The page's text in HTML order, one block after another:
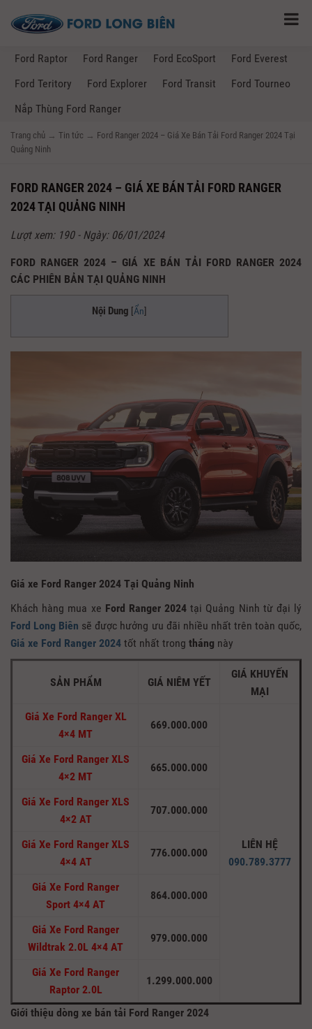
Ford Raptor Ford Ranger Ford EcoSport
Ford Everest
Ford Teritory
Ford Explorer Ford Transit
Ford Tourneo
Nắp Thùng Ford Ranger
Trang chủ → Tin tức → Ford Ranger 2024 – Giá Xe Bán Tải Ford Ranger 2024 Tại
Quảng Ninh
FORD RANGER 2024 – GIÁ XE BÁN TẢI FORD RANGER
2024 TẠI QUẢNG NINH
Lượt xem: 190 - Ngày: 06/01/2024
FORD RANGER 2024 – GIÁ XE BÁN TẢI FORD RANGER 2024
CÁC PHIÊN BẢN TẠI QUẢNG NINH
Nội Dung [Ẩn]
Giá xe Ford Ranger 2024 Tại Quảng Ninh
Khách hàng mua xe Ford Ranger 2024 tại Quảng Ninh từ đại lý
Ford Long Biên sẽ được hưởng ưu đãi nhiều nhất trên toàn quốc,
Giá xe Ford Ranger 2024 tốt nhất trong tháng này
SẢN PHẨM GIÁ NIÊM YẾT
GIÁ KHUYẾN
MẠI
Giá Xe Ford Ranger XL
4×4 MT
669.000.000
LIÊN HỆ
090.789.3777
Giá Xe Ford Ranger XLS
4×2 MT
665.000.000
Giá Xe Ford Ranger XLS
4×2 AT
707.000.000
Giá Xe Ford Ranger XLS
4×4 AT
776.000.000
Giá Xe Ford Ranger
Sport 4×4 AT
864.000.000
Giá Xe Ford Ranger
Wildtrak 2.0L 4×4 AT
979.000.000
Giá Xe Ford Ranger
Raptor 2.0L
1.299.000.000
Giới thiệu dòng xe bán tải Ford Ranger 2024